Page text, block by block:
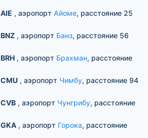
AIE , аэропорт Айоме, расстояние 25
BNZ , аэропорт Банз, расстояние 56
BRH , аэропорт Брахман, расстояние
CMU , аэропорт Чимбу, расстояние 94
CVB , аэропорт Чунгрибу, расстояние
GKA , аэропорт Горока, расстояние